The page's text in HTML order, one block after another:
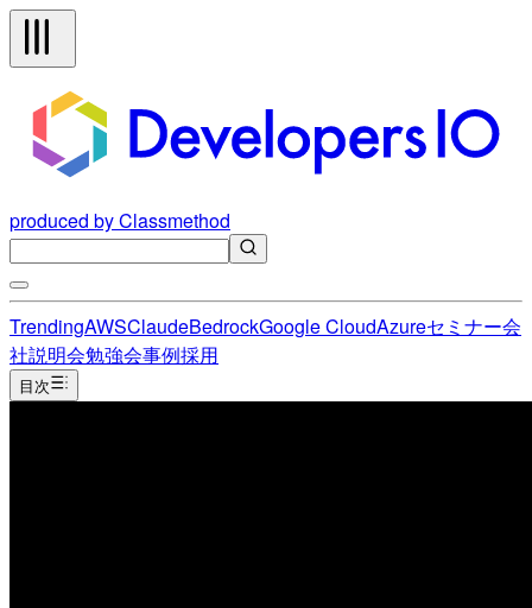
produced by Classmethod
TrendingAWSClaudeBedrockGoogle CloudAzureセミナー会
社説明会勉強会事例採用
目次